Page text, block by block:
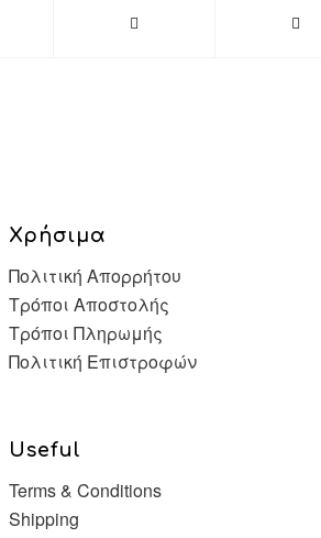
Χρήσιμα
Πολιτική Απορρήτου
Τρόποι Αποστολής
Τρόποι Πληρωμής
Πολιτική Επιστροφών
Useful
Terms & Conditions
Shipping